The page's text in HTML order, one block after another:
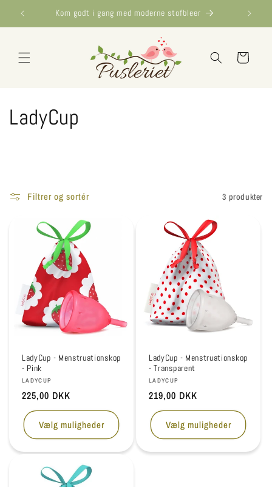
Gå til
indhold
Kom godt i gang med moderne stofbleer
Indkøbskurv
LadyCup
Filtrer og sortér 3 produkter
LadyCup - Menstruationskop
- Pink
Forhandler:
LADYCUP
Normalpris
225,00 DKK
Vælg muligheder
LadyCup - Menstruationskop
- Transparent
Forhandler:
LADYCUP
Normalpris
219,00 DKK
Vælg muligheder